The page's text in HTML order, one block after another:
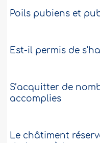
Poils pubiens et
Est-il permis de
S’acquitter de
accomplies
Le châtiment